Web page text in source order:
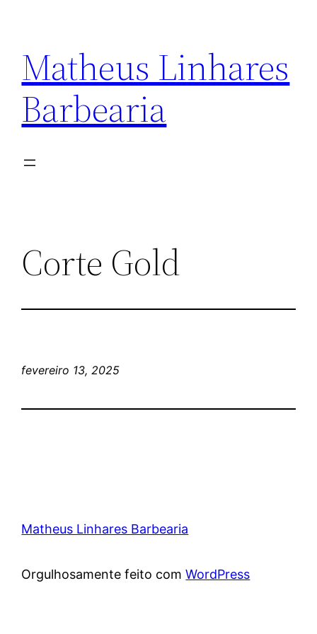
Matheus Linhares
Barbearia
Corte Gold
fevereiro 13, 2025
Matheus Linhares Barbearia
Orgulhosamente feito comWordPress